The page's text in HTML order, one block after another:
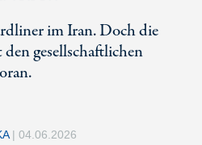
im Iran. Doch die
gesellschaftlichen
| 04.06.2026